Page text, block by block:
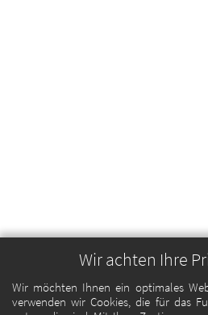
Wir achten Ihre
Wir möchten Ihnen ein optimales
verwenden wir Cookies, die für das